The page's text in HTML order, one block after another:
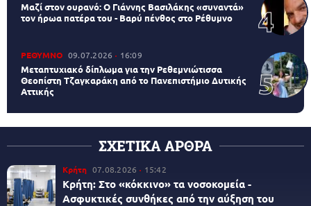
Μαζί στον ουρανό: Ο Γιάννης Βασιλάκης «συναντά»
τον ήρωα πατέρα του - Βαρύ πένθος στο Ρέθυμνο
ΡΕΘΥΜΝΟ 09.07.2026 16:09
Μεταπτυχιακό δίπλωμα για την Ρεθεμνιώτισσα
Θεοπίστη Τζαγκαράκη από το Πανεπιστήμιο Δυτικής
Αττικής
ΣΧΕΤΙΚΑ ΑΡΘΡΑ
Κρήτη 07.08.2026 15:42
Κρήτη: Στο «κόκκινο» τα νοσοκομεία -
Ασφυκτικές συνθήκες από την αύξηση του